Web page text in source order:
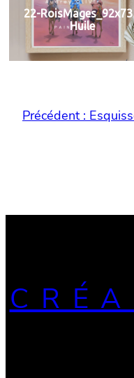
22-RoisMages_92x73
Huile
Précédent :